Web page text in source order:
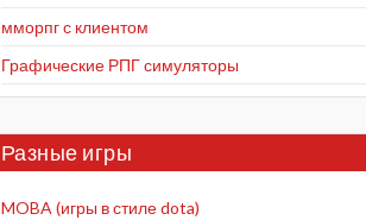
мморпг с клиентом
Графические РПГ симуляторы
Разные игры
MOBA (игры в стиле dota)